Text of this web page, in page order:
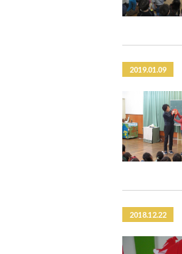
2019.01.09
2018.12.22